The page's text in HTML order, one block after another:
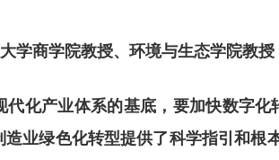
学商学院教授、环境与生态学院教授
代化产业体系的基底，要加快数字
业绿色化转型提供了科学指引和